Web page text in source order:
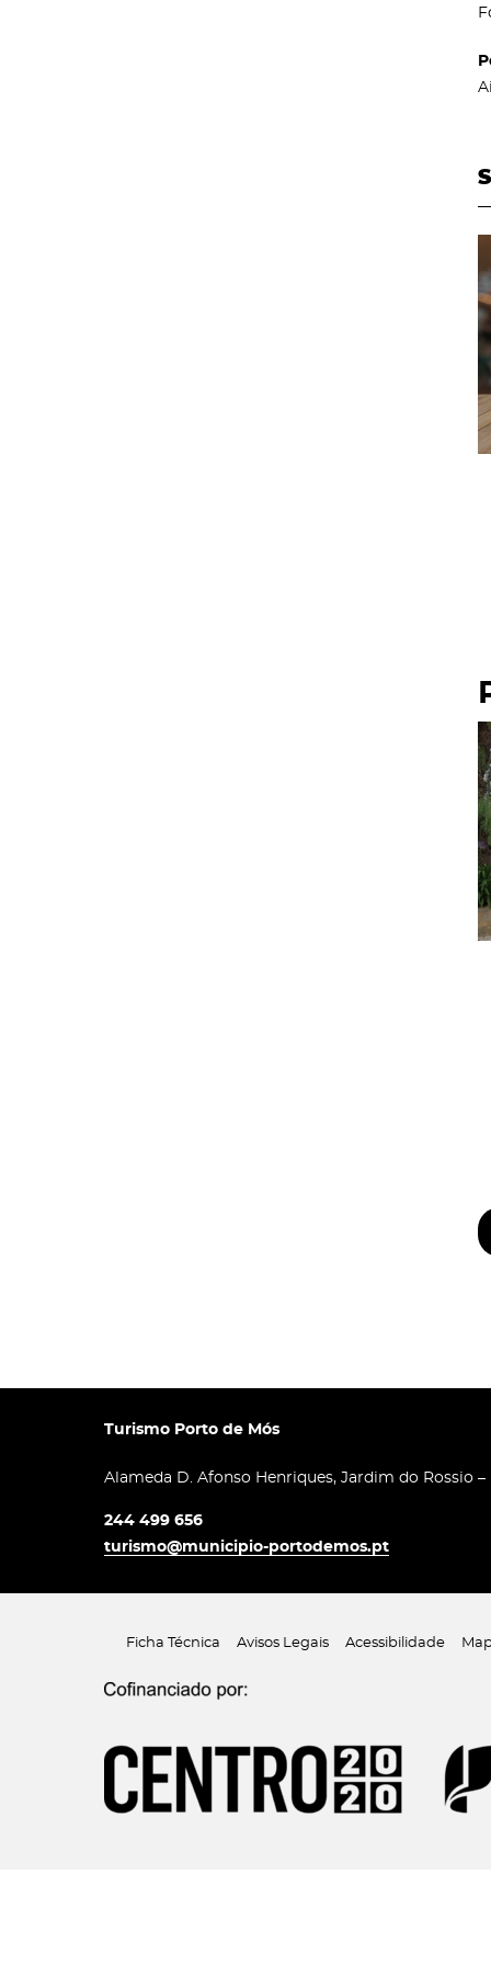
Turismo Porto de Mós
Alameda D. Afonso Henriques, Jardim do Rossio
244 499 656
turismo@municipio-portodemos.pt
Ficha Técnica Avisos Legais Acessibilidade